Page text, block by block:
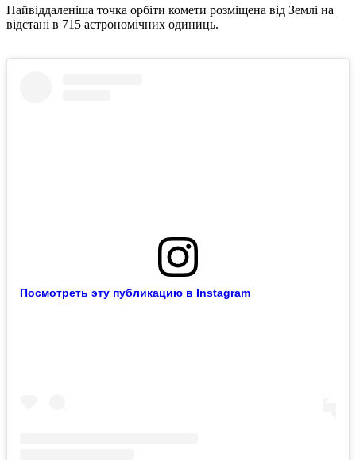
Найвіддаленіша точка орбіти комети розміщена від Землі на
відстані в 715 астрономічних одиниць.
Посмотреть эту публикацию в Instagram